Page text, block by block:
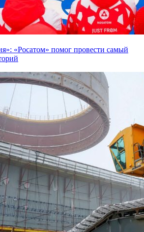
«Росатом» помог провести самый